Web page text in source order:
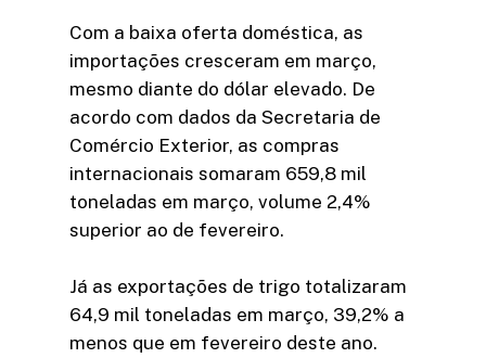
Com a baixa oferta doméstica, as
importações cresceram em março,
mesmo diante do dólar elevado. De
acordo com dados da Secretaria de
Comércio Exterior, as compras
internacionais somaram 659,8 mil
toneladas em março, volume 2,4%
superior ao de fevereiro.
Já as exportações de trigo totalizaram
64,9 mil toneladas em março, 39,2% a
menos que em fevereiro deste ano.